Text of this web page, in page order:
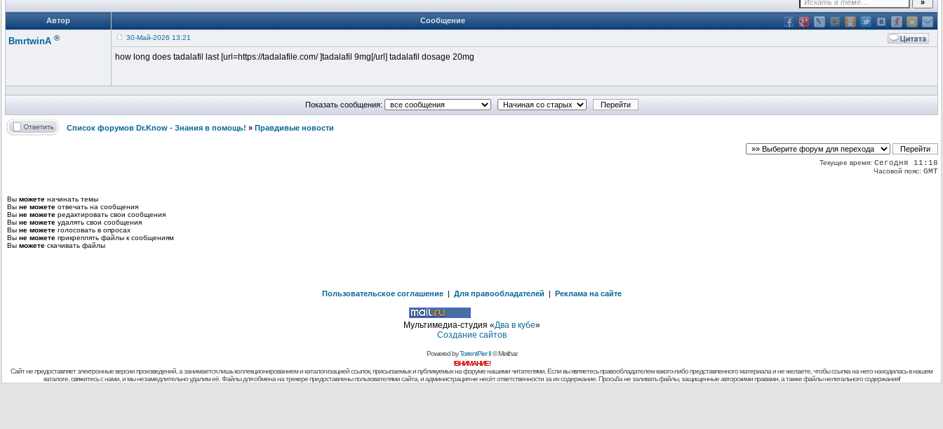
Автор Сообщение
BmrtwinA ® 30-Май-2026 13:21
how long does tadalafil last [url=https://tadalafile.com/ ]tadalafil 9mg[/url] tadalafil dosage 20mg
Показать сообщения:
Список форумов Dr.Know - Знания в помощь! » Правдивые новости
Текущее время: Сегодня 11:18
Часовой пояс: GMT
Вы можете начинать темы
Вы не можете отвечать на сообщения
Вы не можете редактировать свои сообщения
Вы не можете удалять свои сообщения
Вы не можете голосовать в опросах
Вы не можете прикреплять файлы к сообщениям
Вы можете скачивать файлы
Пользовательское соглашение | Для правообладателей | Реклама на сайте
Мультимедиа-студия «Два в кубе»
Создание сайтов
Powered byTorrentPier II© Meithar
!ВНИМАНИЕ!
Сайт не предоставляет электронные версии произведений, а занимается лишь коллекционированием и каталогизацией ссылок, присылаемых и публикуемых на форуме нашими читателями. Если вы являетесь правообладателем какого-либо представленного материала и не желаете, чтобы ссылка на него находилась в нашем
каталоге, свяжитесь с нами, и мы незамедлительно удалим её. Файлы для обмена на трекере предоставлены пользователями сайта, и администрация не несёт ответственности за их содержание. Просьба не заливать файлы, защищенные авторскими правами, а также файлы нелегального содержания!